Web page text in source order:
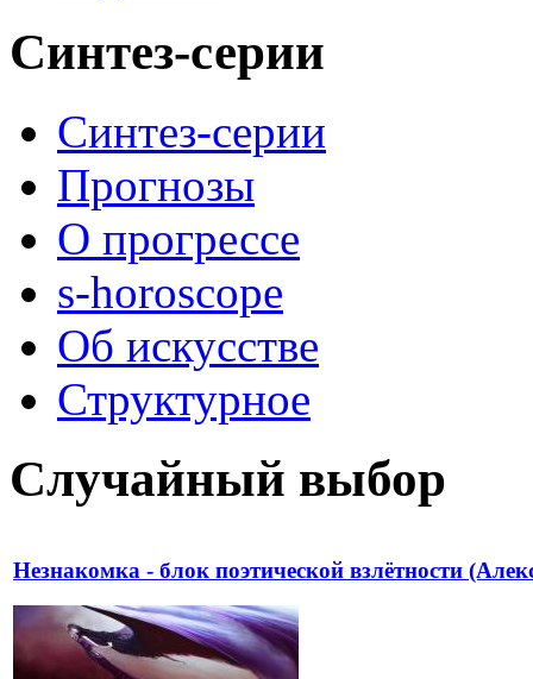
Синтез-серии
Синтез-серии
Прогнозы
О прогрессе
s-horoscope
Об искусстве
Структурное
Случайный выбор
Незнакомка - блок поэтической взлётности